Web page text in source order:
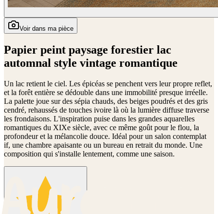
Voir dans ma pièce
Papier peint paysage forestier lac
automnal style vintage romantique
Un lac retient le ciel. Les épicéas se penchent vers leur propre reflet,
et la forêt entière se dédouble dans une immobilité presque irréelle.
La palette joue sur des sépia chauds, des beiges poudrés et des gris
cendré, rehaussés de touches ivoire là où la lumière diffuse traverse
les frondaisons. L'inspiration puise dans les grandes aquarelles
romantiques du XIXe siècle, avec ce même goût pour le flou, la
profondeur et la mélancolie douce. Idéal pour un salon contemplat
if, une chambre apaisante ou un bureau en retrait du monde. Une
composition qui s'installe lentement, comme une saison.